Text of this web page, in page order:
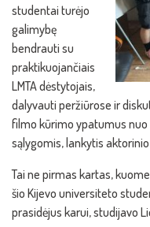
studentai turėjo
galimybę
bendrauti su
praktikuojančiais
LMTA dėstytojais,
dalyvauti peržiūrose ir
filmo kūrimo ypatumus nuo
sąlygomis, lankytis
Tai ne pirmas kartas,
šio Kijevo universiteto
prasidėjus karui, studijavo